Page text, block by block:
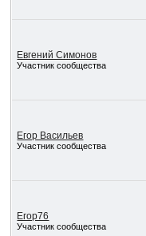
Евгений Симонов
Участник сообщества
Егор Васильев
Участник сообщества
Егор76
Участник сообщества